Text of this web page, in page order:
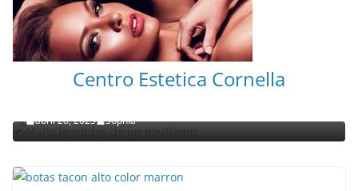
Centro Estetica Cornella
abril 28, 2023 Sophia